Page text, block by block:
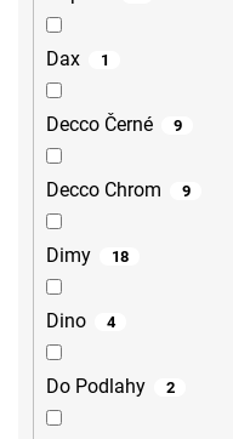
Dax 1
Decco Černé 9
Decco Chrom 9
Dimy 18
Dino 4
Do Podlahy 2